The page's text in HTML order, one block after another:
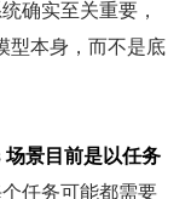
确实至关重要，
型本身，而不是底
景目前是以任务
任务可能都需要